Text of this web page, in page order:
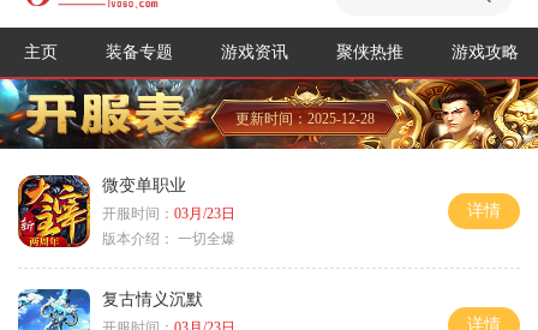
主页 装备专题 游戏资讯 聚侠热推 游戏攻略
更新时间：2025-12-28
微变单职业
开服时间： 03月/23日
版本介绍： 一切全爆
详情
复古情义沉默
详情